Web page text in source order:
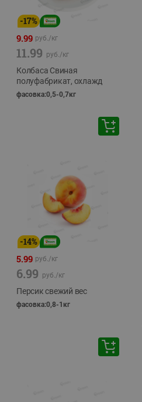
-17%
9.99 руб./кг
11.99 руб./кг
Колбаса Свиная
полуфабрикат, охлажд
фасовка:0,5-0,7кг
-14%
5.99 руб./кг
6.99 руб./кг
Персик свежий вес
фасовка:0,8-1кг